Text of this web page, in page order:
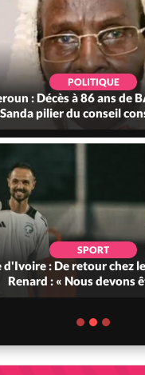
POLITIQUE
: Décès à 86 ans de
Sanda pilier du conseil
SPORT
d'Ivoire : De retour chez
Renard : « Nous devons